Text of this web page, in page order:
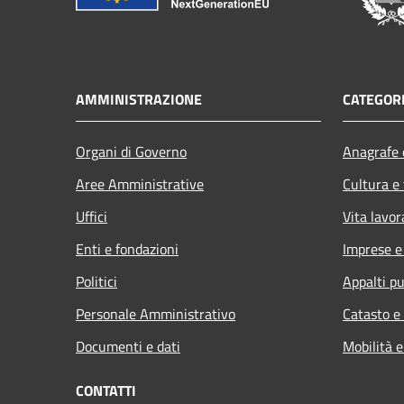
AMMINISTRAZIONE
Organi di Governo
Aree Amministrative
Uffici
Enti e fondazioni
Politici
Personale Amministrativo
Documenti e dati
Cultura
Vita
Imprese
Appalti
Catasto
Mobilità
CONTATTI